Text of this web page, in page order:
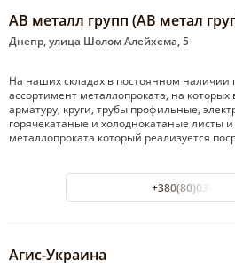
АВ металл групп (АВ метал
Днепр, улица Шолом Алейхема, 5
На наших складах в постоянном наличии
ассортимент металлопроката, на
арматуру, круги, трубы профильные,
горячекатаные и холоднокатаные листы
металлопроката который реализуется
+380(80)030-33-
Агис-Украина